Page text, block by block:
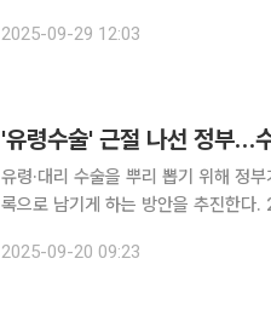
터 도지사 표창장을 직접 전달받았다
2025-09-29 12:03
'유령수술' 근절 나선 정부…
유령·대리 수술을 뿌리 뽑기 위해 정
록으로 남기게 하는 방안을 추진한다. 20일 의료계 등에 따르면 보건복지부는 최근 이 같은 내용 등
실에 들어간 의사 등 의료인의 이름과
2025-09-20 09:23